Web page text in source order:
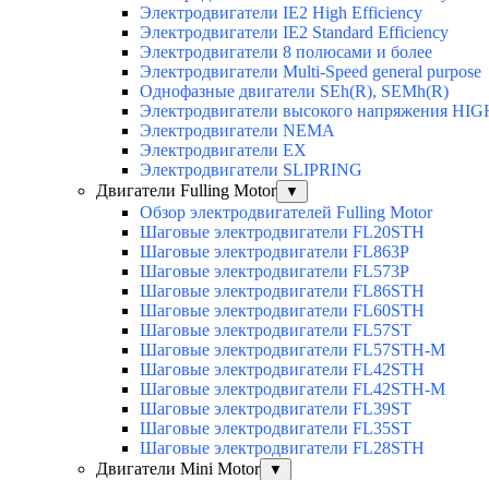
Электродвигатели IE2 High Efficiency
Электродвигатели IE2 Standard Efficiency
Электродвигатели 8 полюсами и более
Электродвигатели Multi-Speed general purpose
Однофазные двигатели SEh(R), SEMh(R)
Электродвигатели высокого напряжения
Электродвигатели NEMA
Электродвигатели EX
Электродвигатели SLIPRING
Двигатели Fulling Motor
▼
Обзор электродвигателей Fulling Motor
Шаговые электродвигатели FL20STH
Шаговые электродвигатели FL863P
Шаговые электродвигатели FL573P
Шаговые электродвигатели FL86STH
Шаговые электродвигатели FL60STH
Шаговые электродвигатели FL57ST
Шаговые электродвигатели FL57STH-M
Шаговые электродвигатели FL42STH
Шаговые электродвигатели FL42STH-M
Шаговые электродвигатели FL39ST
Шаговые электродвигатели FL35ST
Шаговые электродвигатели FL28STH
Двигатели Mini Motor
▼